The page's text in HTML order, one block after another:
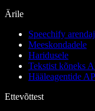
Ärile
Speechify
Meeskondadele
Haridusele
Tekstist kõneks
Hääleagentide
Ettevõttest